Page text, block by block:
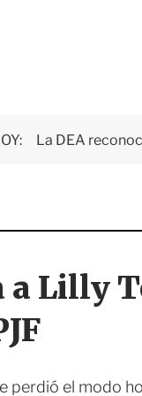
La DEA
Lilly
perdió el modo